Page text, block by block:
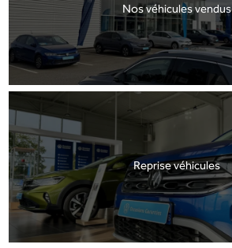
Nos véhicules vendus
Reprise véhicules